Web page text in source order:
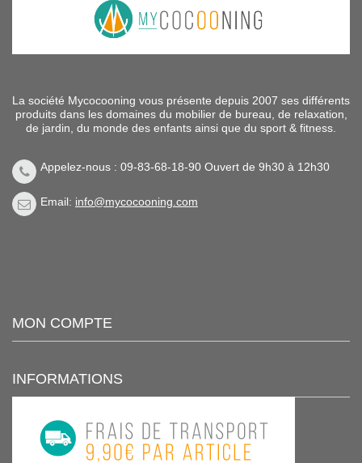
La société Mycocooning vous présente depuis 2007 ses différents
produits dans les domaines du mobilier de bureau, de relaxation,
de jardin, du monde des enfants ainsi que du sport & fitness.
Appelez-nous : 09-83-68-18-90 Ouvert de 9h30 à 12h30
Email: info@mycocooning.com
MON COMPTE
INFORMATIONS